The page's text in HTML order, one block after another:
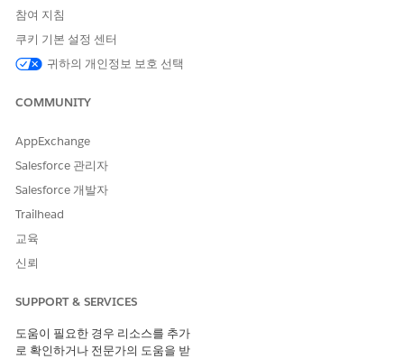
Enterprise
Performance ,
Unlimited및
Developer Edition
Government
Cloud Plus
Cloud Plus 조직에
서 DevOps Center
를 설정하면 인증
경계에서 벗어나 데
이터를 전송할 수
세부 사항은
당자에게 문의하십
시오.
참여 지침
쿠키 기본 설정 센터
귀하의 개인정보 보호 선택
COMMUNITY
AppExchange
Salesforce 관리자
Salesforce 개발자
Trailhead
교육
신뢰
SUPPORT & SERVICES
도움이 필요한 경우 리소스를 추가
로 확인하거나 전문가의 도움을 받